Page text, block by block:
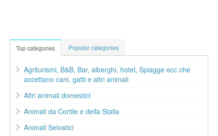
Top categories Popular categories
Agriturismi, B&B, Bar, alberghi, hotel, Spiagge ecc che
accettano cani, gatti e altri animali
Altri animali domestici
Animali da Cortile e della Stalla
Animali Selvatici